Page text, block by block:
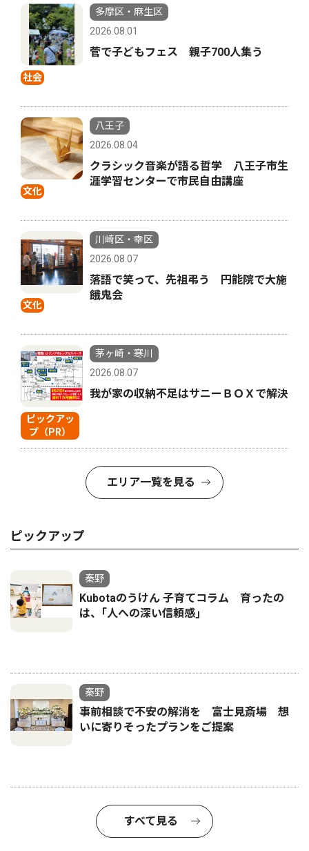
社会
多摩区・麻生区
2026.08.01
菅で子どもフェス 親子700人集う
文化
八王子
2026.08.04
クラシック音楽が語る哲学 八王子市生
涯学習センターで市民自由講座
文化
川崎区・幸区
2026.08.07
落語で笑って、先祖弔う 円能院で大施
餓鬼会
ピックアッ
プ（PR）
茅ヶ崎・寒川
2026.08.07
我が家の収納不足はサニーＢＯＸで解決
エリア一覧を見る
ピックアップ
秦野
Kubotaのうけん 子育てコラム 育ったの
は、｢人への深い信頼感｣
秦野
事前相談で不安の解消を 富士見斎場 想
いに寄りそったプランをご提案
すべて見る